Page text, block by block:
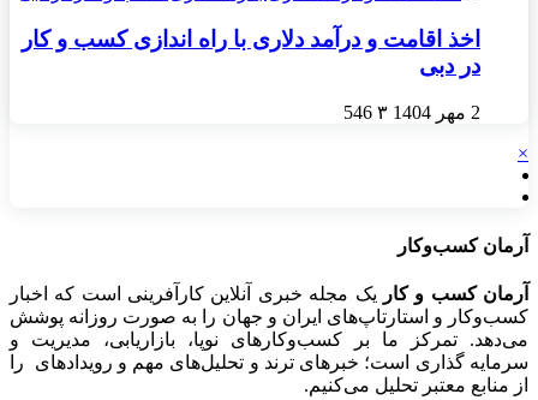
اخذ اقامت و درآمد دلاری با راه اندازی کسب و کار
در دبی
2 مهر 1404 ۳ 546
×
آرمان کسب‌وکار
آرمان کسب و کار
یک مجله خبری آنلاین کارآفرینی است که اخبار
کسب‌وکار و استارتاپ‌های ایران و جهان را به صورت روزانه پوشش
می‌دهد. تمرکز ما بر کسب‌وکارهای نوپا، بازاریابی، مدیریت و
سرمایه گذاری است؛ خبرهای ترند و تحلیل‌های مهم و رویدادهای را
از منابع معتبر تحلیل می‌کنیم.